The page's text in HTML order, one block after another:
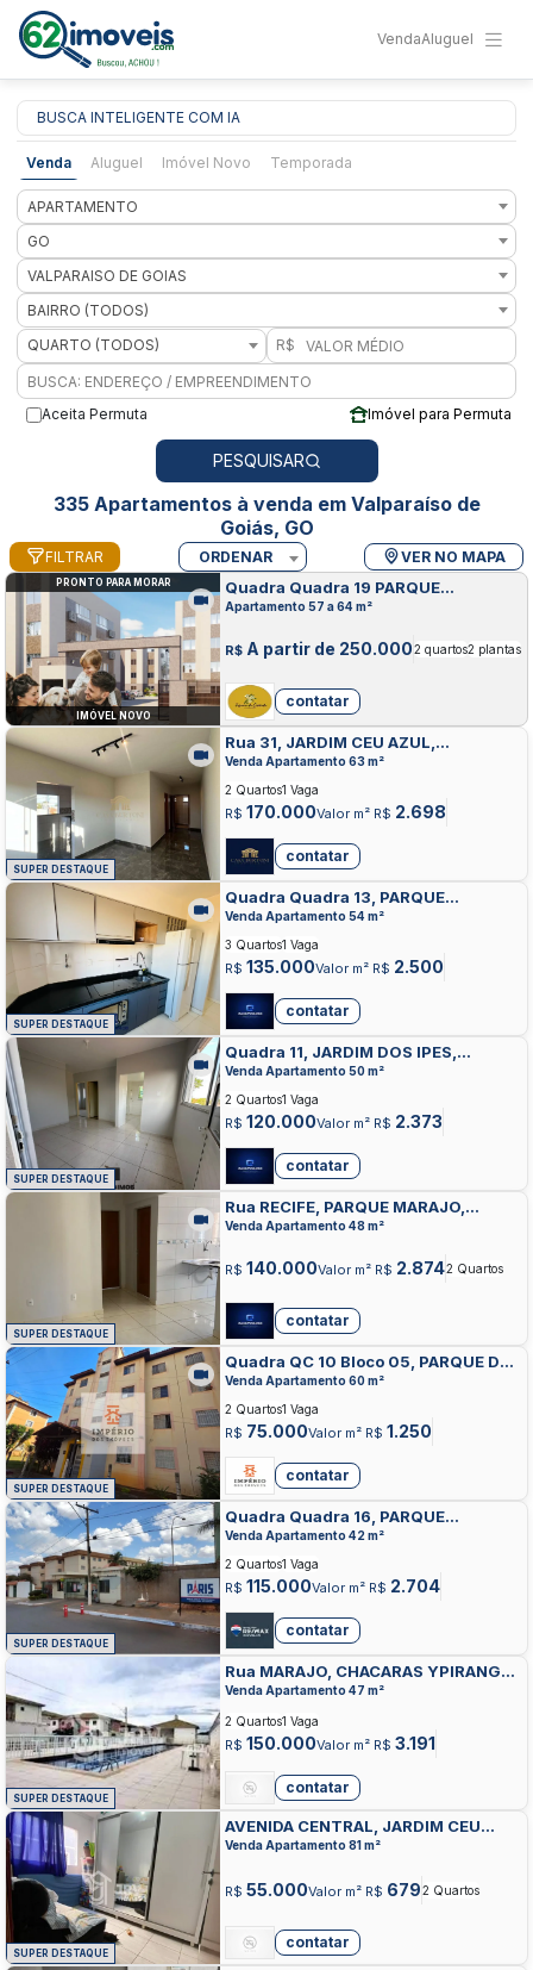
VendaAluguel
BUSCA INTELIGENTE COM IA
Venda Aluguel Imóvel Novo Temporada
APARTAMENTO
GO
VALPARAISO DE GOIAS
BAIRRO (TODOS)
QUARTO (TODOS)
R$
Aceita Permuta Imóvel para Permuta
PESQUISAR
335 Apartamentos à venda em Valparaíso de
Goiás, GO
FILTRAR ORDENAR VER NO MAPA
PRONTO PARA MORAR
IMÓVEL NOVO
Quadra Quadra 19 PARQUE
ESPLANADA III, VALPARAISO DE
Apartamento 57 a 64 m²
R$ A partir de 250.0002 quartos2 plantas
contatar
SUPER DESTAQUE
Rua 31, JARDIM CEU AZUL,
VALPARAISO DE GOIAS
Venda Apartamento 63 m²
R$ 170.000Valor m² R$ 2.698
2 Quartos1 Vaga
contatar
SUPER DESTAQUE
Quadra Quadra 13, PARQUE
ESPLANADA III, VALPARAISO DE
Venda Apartamento 54 m²
R$ 135.000Valor m² R$ 2.500
3 Quartos1 Vaga
contatar
SUPER DESTAQUE
Quadra 11, JARDIM DOS IPES,
VALPARAISO DE GOIAS
Venda Apartamento 50 m²
R$ 120.000Valor m² R$ 2.373
2 Quartos1 Vaga
contatar
SUPER DESTAQUE
Rua RECIFE, PARQUE MARAJO,
VALPARAISO DE GOIAS
Venda Apartamento 48 m²
R$ 140.000Valor m² R$ 2.8742 Quartos
contatar
SUPER DESTAQUE
Quadra QC 10 Bloco 05, PARQUE DAS
FLORES, VALPARAISO DE GOIAS
Venda Apartamento 60 m²
R$ 75.000Valor m² R$ 1.250
2 Quartos1 Vaga
contatar
SUPER DESTAQUE
Quadra Quadra 16, PARQUE
ESPLANADA III, VALPARAISO DE
Venda Apartamento 42 m²
R$ 115.000Valor m² R$ 2.704
2 Quartos1 Vaga
contatar
SUPER DESTAQUE
Rua MARAJO, CHACARAS YPIRANGA,
VALPARAISO DE GOIAS
Venda Apartamento 47 m²
R$ 150.000Valor m² R$ 3.191
2 Quartos1 Vaga
contatar
SUPER DESTAQUE
AVENIDA CENTRAL, JARDIM CEU
AZUL, VALPARAISO DE GOIAS
Venda Apartamento 81 m²
R$ 55.000Valor m² R$ 6792 Quartos
contatar